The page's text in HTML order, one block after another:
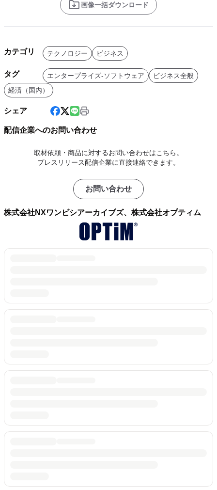
画像一括ダウンロード
カテゴリ テクノロジー ビジネス
タグ エンタープライズ-ソフトウェア
ビジネス全般
経済（国内）
シェア
配信企業へのお問い合わせ
取材依頼・商品に対するお問い合わせはこちら。
プレスリリース配信企業に直接連絡できます。
お問い合わせ
株式会社NXワンビシアーカイブズ、株式会社オプティム